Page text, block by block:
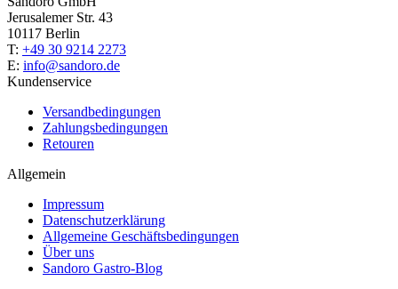
Jerusalemer Str. 43
10117 Berlin
T: +49 30 9214 2273
E: info@sandoro.de
Kundenservice
Versandbedingungen
Zahlungsbedingungen
Retouren
Allgemein
Impressum
Datenschutzerklärung
Allgemeine Geschäftsbedingungen
Über uns
Sandoro Gastro-Blog